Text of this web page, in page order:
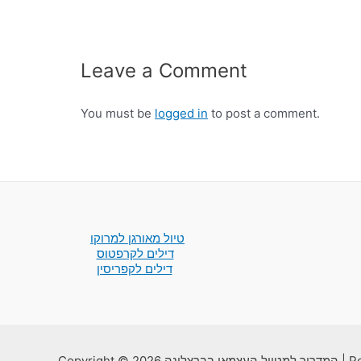
Leave a Comment
You must be logged in to post a comment.
טיול מאורגן למרוקו
דילים לקרפטוס
דילים לקפריסין